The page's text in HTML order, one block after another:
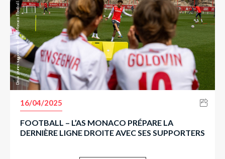
16/04/2025
FOOTBALL – L’AS MONACO PRÉPARE LA
DERNIÈRE LIGNE DROITE AVEC SES SUPPORTERS